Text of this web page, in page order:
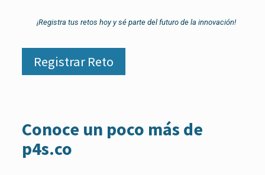
¡Registra tus retos hoy y sé parte del futuro de la innovación!
Registrar Reto
Conoce un poco más de
p4s.co